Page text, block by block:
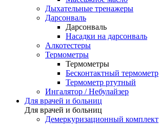
Дыхательные тренажеры
Дарсонваль
Дарсонваль
Насадки на дарсонваль
Алкотестеры
Термометры
Термометры
Бесконтактный термометр
Термометр ртутный
Ингалятор / Небулайзер
Для врачей и больниц
Для врачей и больниц
Демеркуризационный комплект